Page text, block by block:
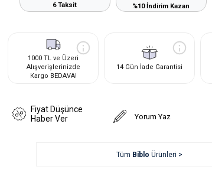
6 Taksit
%10 İndirim Kazan
1000 TL ve Üzeri
Alışverişlerinizde
Kargo BEDAVA!
14 Gün İade Garantisi
Fiyat Düşünce
Haber Ver
Yorum Yaz
Tüm Biblo Ürünleri >